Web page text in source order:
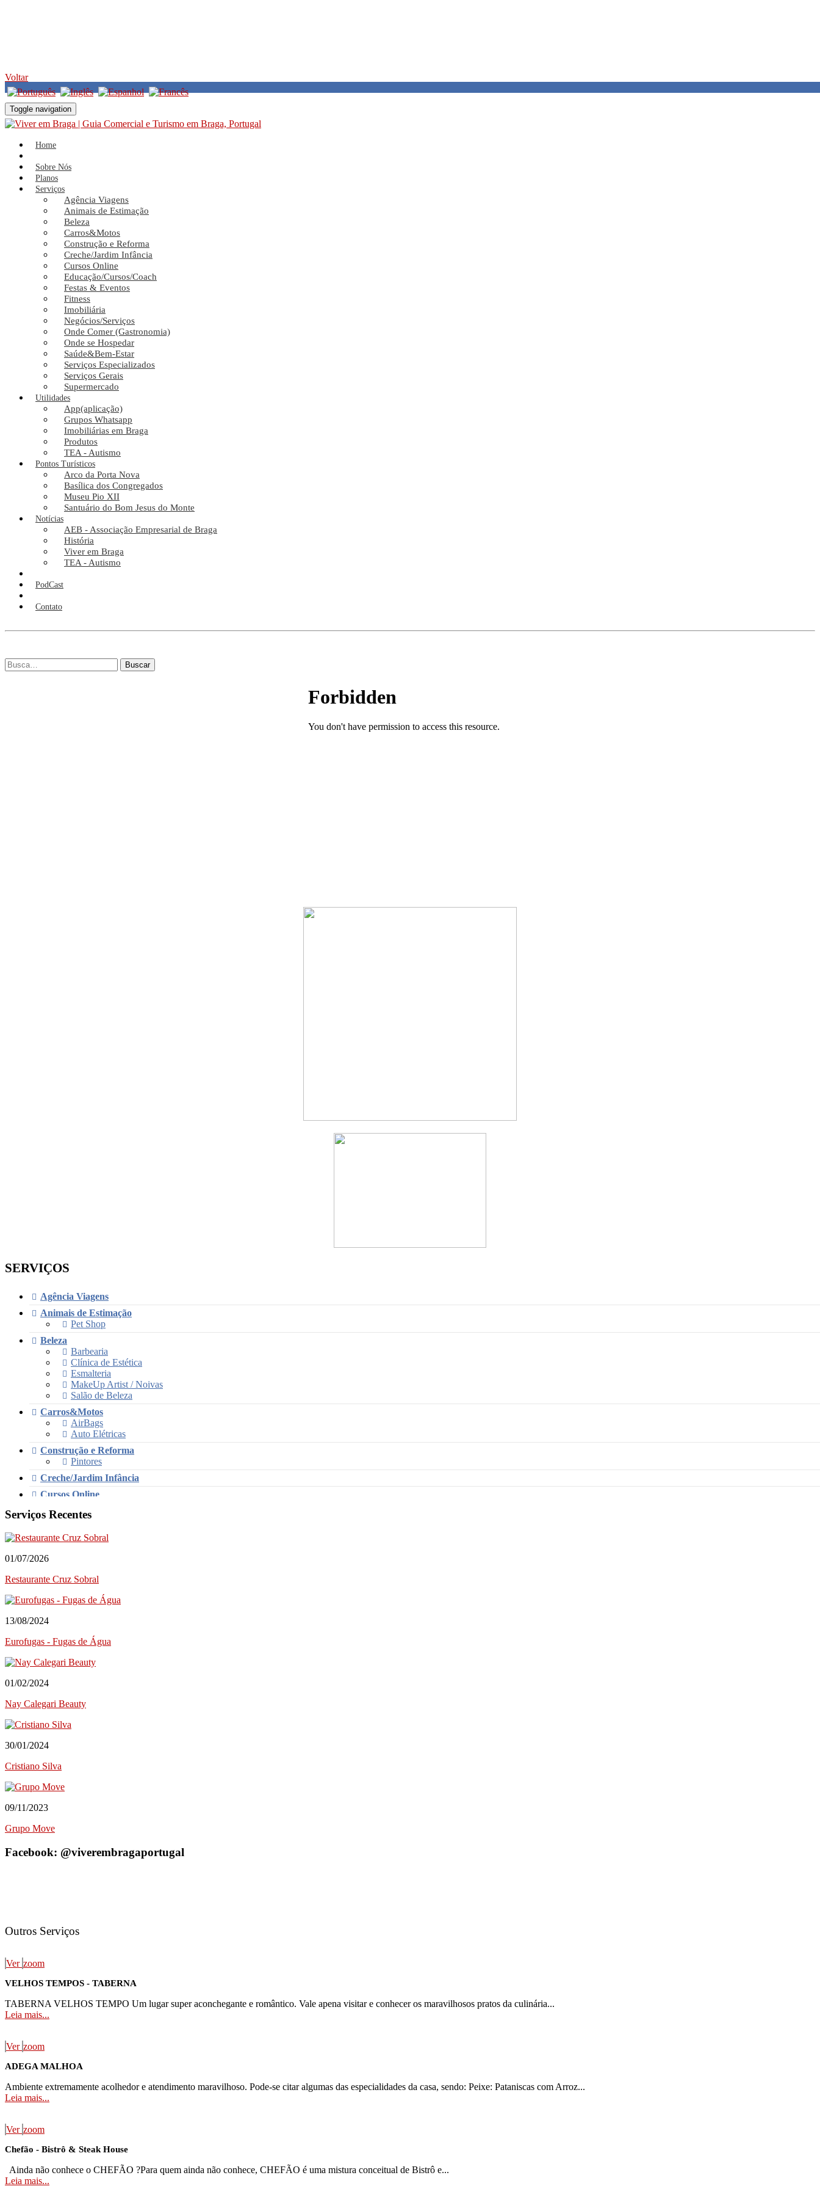
Toggle navigation
Home
Sobre Nós
Planos
Serviços
Agência Viagens
Animais de Estimação
Beleza
Carros&Motos
Construção e Reforma
Creche/Jardim Infância
Cursos Online
Educação/Cursos/Coach
Festas & Eventos
Fitness
Imobiliária
Negócios/Serviços
Onde Comer (Gastronomia)
Onde se Hospedar
Saúde&Bem-Estar
Serviços Especializados
Serviços Gerais
Supermercado
Utilidades
App(aplicação)
Grupos Whatsapp
Imobiliárias em Braga
Produtos
TEA - Autismo
Pontos Turísticos
Arco da Porta Nova
Basílica dos Congregados
Museu Pio XII
Santuário do Bom Jesus do Monte
Notícias
AEB - Associação Empresarial de Braga
História
Viver em Braga
TEA - Autismo
PodCast
Contato
Voltar
Home
Serviços
Impressão de Canecas
Canecas Incríveis
Canecas Incríveis
12 Janeiro. 2024
Impressão de Canecas
Comentários
Bem-vindo à Canecas Incríveis, sua escolha definitiva para canecas personalizadas por sublimação.
Somos uma empresa familiar comprometida em transformar momentos especiais em lembranças inesquecíveis.
Com um atendimento dedicado, nos especializamos em criar canecas personalizadas para datas comemorativas, convites e presentes corporativos.
Cada peça é cuidadosamente elaborada para refletir a essência única de cada ocasião.
Surpreenda seus entes queridos ou encante seus clientes e funcionários com nossas Canecas Incríveis - onde a personalização encontra a excelência.
HORÁRIO DE FUNCIONAMENTO
Seg à Sab - 9h às 18h
EMAILPATRDOLSALES@GMAIL.COM
MÍDIA DIGITAL
Buscar
SERVIÇOS
Agência Viagens
Animais de Estimação
Pet Shop
Beleza
Barbearia
Clínica de Estética
Esmalteria
MakeUp Artist / Noivas
Salão de Beleza
Carros&Motos
AirBags
Auto Elétricas
Construção e Reforma
Pintores
Creche/Jardim Infância
Cursos Online
Educação/Cursos/Coach
Bar para Eventos
Imobiliária
Negócios/Serviços
Retratista
Onde Comer (Gastronomia)
Cafeterias/Lachonetes
Onde se Hospedar
Serviços Especializados
Consultor(a) Imobiliário(a)
Lavanderia Self-Service
Supermercado
Todas as Categorias
Serviços Recentes
01/07/2026
Restaurante Cruz Sobral
13/08/2024
Eurofugas - Fugas de Água
01/02/2024
Nay Calegari Beauty
30/01/2024
Cristiano Silva
09/11/2023
Grupo Move
Facebook: @viverembragaportugal
Outros Serviços
Ver zoom
VELHOS TEMPOS - TABERNA
TABERNA VELHOS TEMPO Um lugar super aconchegante e romântico. Vale apena visitar e conhecer os maravilhosos pratos da culinária...
Leia mais...
Ver zoom
ADEGA MALHOA
Ambiente extremamente acolhedor e atendimento maravilhoso. Pode-se citar algumas das especialidades da casa, sendo: Peixe: Pataniscas com Arroz...
Leia mais...
Ver zoom
Chefão - Bistrô & Steak House
Ainda não conhece o CHEFÃO ?Para quem ainda não conhece, CHEFÃO é uma mistura conceitual de Bistrô e...
Leia mais...